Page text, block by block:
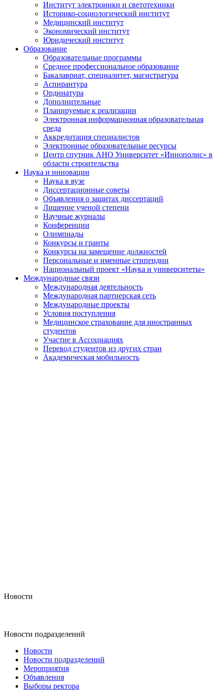
Институт электроники и светотехники
Историко-социологический институт
Медицинский институт
Экономический институт
Юридический институт
Образование
Образовательные программы
Среднее профессиональное образование
Бакалавриат, специалитет, магистратура
Аспирантура
Ординатура
Дополнительные
Планируемые к реализации
Электронная информационная образовательная
среда
Аккредитация специалистов
Электронные образовательные ресурсы
Центр спутник АНО Университет «Иннополис» в
области строительства
Наука и инновации
Наука в вузе
Диссертационные советы
Объявления о защитах диссертаций
Лишение ученой степени
Научные журналы
Конференции
Олимпиады
Конкурсы и гранты
Конкурсы на замещение должностей
Персональные и именные стипендии
Национальный проект «Наука и университеты»
Международные связи
Международная деятельность
Международная партнерская сеть
Международные проекты
Условия поступления
Медицинское страхование для иностранных
студентов
Участие в Ассоциациях
Перевод студентов из других стран
Академическая мобильность
Новости
Новости подразделений
Новости
Новости подразделений
Мероприятия
Объявления
Выборы ректора